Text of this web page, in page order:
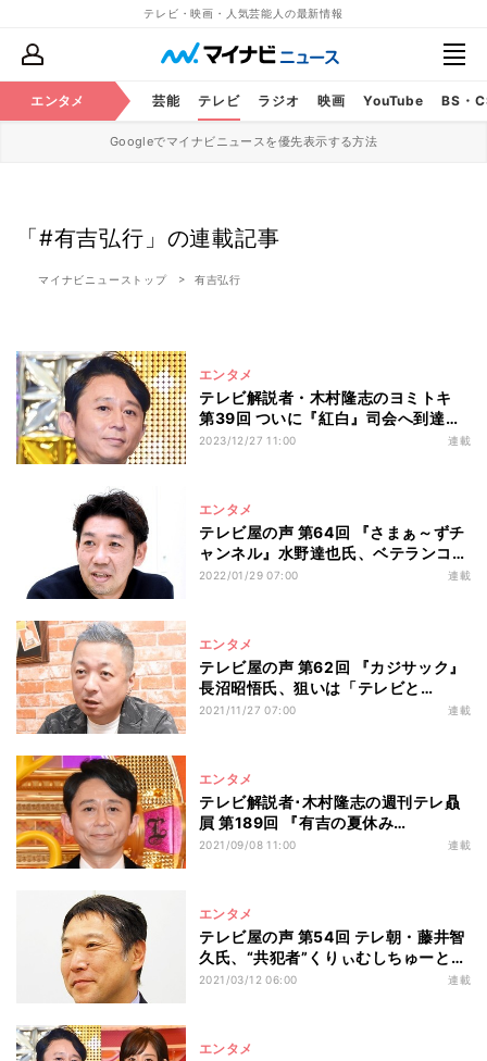
テレビ・映画・人気芸能人の最新情報
エンタメ 芸能 テレビ ラジオ 映画 YouTube BS・
Googleでマイナビニュースを優先表示する方法
「#有吉弘行」の連載記事
マイナビニューストップ 有吉弘行
エンタメ
テレビ解説者・木村隆志のヨミトキ
第39回 ついに『紅白』司会へ到達
有吉弘行が各局の作り手から求められ
2023/12/27 11:00 連載
エンタメ
テレビ屋の声 第64回 『さまぁ～ずチ
ャンネル』水野達也氏、ベテランコン
ビでも「その先に笑いがあるならNG
2022/01/29 07:00 連載
エンタメ
テレビ屋の声 第62回 『カジサック』
長沼昭悟氏、狙いは「テレビと
YouTubeの間」 芸人YouTuberがも
2021/11/27 07:00 連載
エンタメ
テレビ解説者･木村隆志の週刊テレ贔
屓 第189回 『有吉の夏休み
2021』“ただ遊んでいるだけ”ではな
2021/09/08 11:00 連載
エンタメ
テレビ屋の声 第54回 テレ朝・藤井智
久氏、“共犯者”くりぃむしちゅーと放
送作家・渡辺真也氏との信頼関係
2021/03/12 06:00 連載
エンタメ